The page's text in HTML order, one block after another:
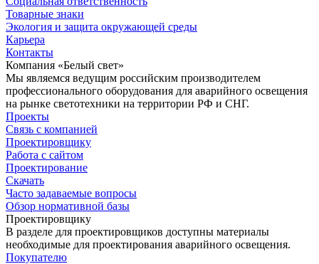
Товарные знаки
Экология и защита окружающей среды
Карьера
Контакты
Компания «Белый свет»
Мы являемся ведущим российским производителем
профессионального оборудования для аварийного освещения
на рынке светотехники на территории РФ и СНГ.
Проекты
Связь с компанией
Проектировщику
Работа с сайтом
Проектирование
Скачать
Часто задаваемые вопросы
Обзор нормативной базы
Проектировщику
В разделе для проектировщиков доступны материалы
необходимые для проектирования аварийного освещения.
Покупателю